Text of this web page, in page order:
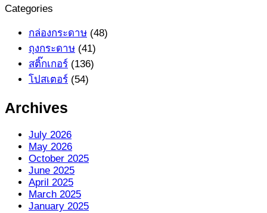
Categories
กล่องกระดาษ (48)
ถุงกระดาษ (41)
สติ๊กเกอร์ (136)
โปสเตอร์ (54)
Archives
July 2026
May 2026
October 2025
June 2025
April 2025
March 2025
January 2025